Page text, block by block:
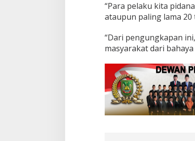
t
i
a
a
b
u
“Para pelaku kita
ataupun paling lama 20
“Dari pengungkapan
masyarakat dari